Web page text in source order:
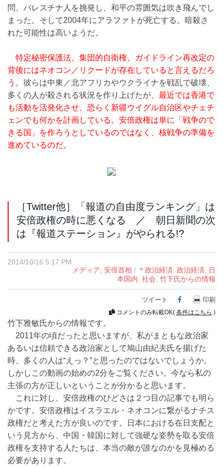
問、パレスチナ人を挑発し、和平の雰囲気は吹き飛んでし
まった。そして2004年にアラファトが死亡する。暗殺さ
れた可能性は高いようだ。
特定秘密保護法、集団的自衛権、ガイドライン再改定の
背後にはネオコン／リクードが存在していると言えるだろ
う。 彼らは中東／北アフリカやウクライナを戦乱で破壊、
多くの人が殺される状況を作り上げたが、 最近では香港で
も活動を活発化させ、恐らく新疆ウイグル自治区やチェチ
ェンでも何かを計画している。安倍政権は単に「戦争ので
きる国」を作ろうとしているのではなく、核戦争の準備を
進めているのだ。
［Twitter他］「報道の自由度ランキング」は
安倍政権の時に悪くなる ／ 朝日新聞の次
は『報道ステーション』がやられる!?
2014/10/16 5:17 PM
メディア, 安倍首相 / ＊政治経済, 政治経済, 日
本国内, 社会, 竹下氏からの情報
ツイート Facebook
印刷
コメントのみ転載OK( 条件はこちら )
竹下雅敏氏からの情報です。
2011年の頃だったと思いますが、私がまともな政治家
あるいは信頼できる政治家として鳩山由紀夫氏を揚げた
時、多くの人は“えっ？”と思ったのではないでしょうか。
しかしこの動画の始めの2分をご覧ください。今なら私の
主張の方が正しいということが分かると思います。
これに対し、安倍政権のひどさは２つ目の記事でも明ら
かです。安倍政権はイスラエル・ネオコンに繋がるナチス
政権だと考えた方が良いのです。日本における在日支配と
いう見方から、中国・韓国に対して強硬な姿勢を取る安倍
政権を支持する人たちは、本当の敵が誰なのかを見極める
必要があります。